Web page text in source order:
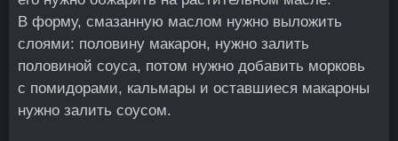
В форму, смазанную маслом нужно выложить
слоями: половину макарон, нужно залить
половиной соуса, потом нужно добавить морковь
с помидорами, кальмары и оставшиеся макароны
нужно залить соусом.